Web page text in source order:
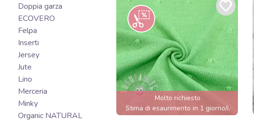
Doppia garza
ECOVERO
Felpa
Inserti
Jersey
Jute
Lino
Merceria
Minky
Organic NATURAL
Molto richiesto
Stima di esaurimento in 1 giorno/i.